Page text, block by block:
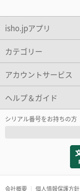
isho.jpアプリ
カテゴリー
アカウントサービス
ヘルプ＆ガイド
シリアル番号をお持ちの方
会社概要 個人情報保護方針